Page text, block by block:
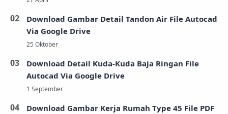
Download Gambar Detail Tandon Air File Autocad
Via Google Drive
Download Detail Kuda-Kuda Baja Ringan File
Autocad Via Google Drive
Download Gambar Kerja Rumah Type 45 File PDF